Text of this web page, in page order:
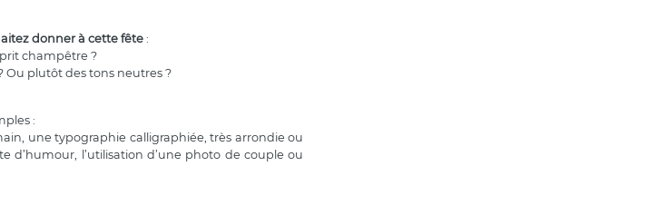
donner à cette fête :
champêtre ?
Ou plutôt des tons neutres ?
:
une typographie calligraphiée, très arrondie ou
l’utilisation d’une photo de couple ou